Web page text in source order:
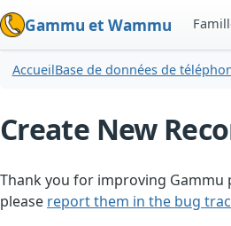
Gammu et Wammu
AccueilBase de données de
Create New
Thank you for improving Gammu
please report them in the bug